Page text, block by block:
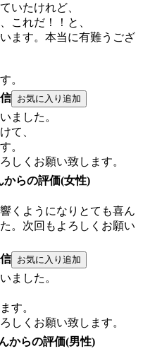
いたけれど、
これだ！！と、
ます。本当に有難うござ
。
ました。
て、
。
しくお願い致します。
からの評価(女性)
くようになりとても喜ん
。次回もよろしくお願い
ました。
す。
しくお願い致します。
からの評価(男性)